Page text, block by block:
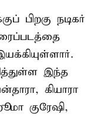
பிறகு நடிகர்
இந்த
கியாரா
குரேஷி,